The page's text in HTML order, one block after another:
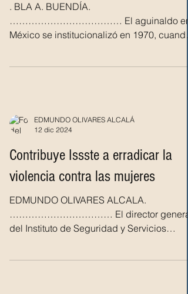
. BLA A. BUENDÍA.
……………………………… El aguinaldo en
México se institucionalizó en 1970, cuando
EDMUNDO OLIVARES ALCALÁ
12 dic 2024
Contribuye Issste a erradicar la
violencia contra las mujeres
EDMUNDO OLIVARES ALCALA.
…………………………… El director general
del Instituto de Seguridad y Servicios